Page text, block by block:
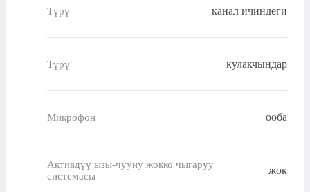
Түрү канал ичиндеги
Түрү кулакчындар
Микрофон ооба
Активдүү ызы-чууну жокко чыгаруу
системасы
жок